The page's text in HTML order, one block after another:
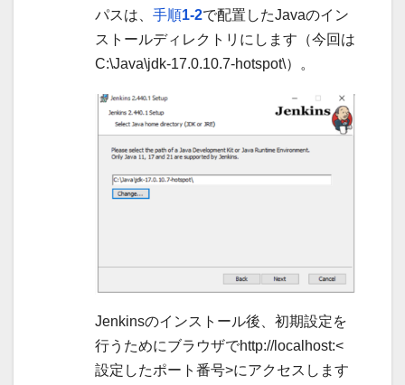
パスは、 手順1-2で配置したJavaのイン
ストールディレクトリにします（今回は
C:\Java\jdk-17.0.10.7-hotspot\）。
Jenkinsのインストール後、初期設定を
行うためにブラウザでhttp://localhost:<
設定したポート番号>にアクセスします